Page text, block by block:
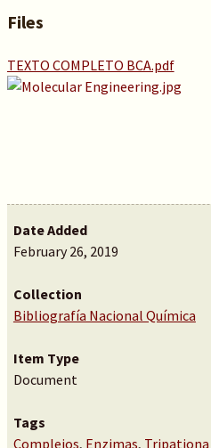
Files
TEXTO COMPLETO BCA.pdf
Date Added
February 26, 2019
Collection
Bibliografía Nacional Química
Item Type
Document
Tags
Complejos, Enzimas, Tripationa